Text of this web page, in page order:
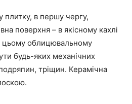
плитку, в першу чергу,
поверхня – в якісному кахлі
цьому облицювальному
будь-яких механічних
тріщин. Керамічна